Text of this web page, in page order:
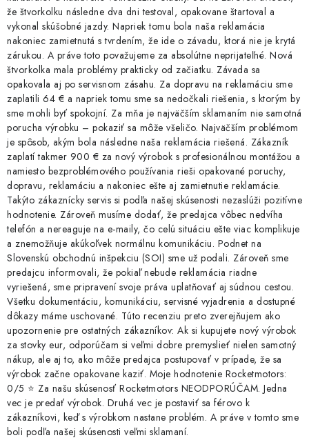
že štvorkolku následne dva dni testoval, opakovane štartoval a
vykonal skúšobné jazdy. Napriek tomu bola naša reklamácia
nakoniec zamietnutá s tvrdením, že ide o závadu, ktorá nie je krytá
zárukou. A práve toto považujeme za absolútne neprijateľné. Nová
štvorkolka mala problémy prakticky od začiatku. Závada sa
opakovala aj po servisnom zásahu. Za dopravu na reklamáciu sme
zaplatili 64 € a napriek tomu sme sa nedočkali riešenia, s ktorým by
sme mohli byť spokojní. Za mňa je najväčším sklamaním nie samotná
porucha výrobku – pokaziť sa môže všeličo. Najväčším problémom
je spôsob, akým bola následne naša reklamácia riešená. Zákazník
zaplatí takmer 900 € za nový výrobok s profesionálnou montážou a
namiesto bezproblémového používania rieši opakované poruchy,
dopravu, reklamáciu a nakoniec ešte aj zamietnutie reklamácie.
Takýto zákaznícky servis si podľa našej skúsenosti nezaslúži pozitívne
hodnotenie. Zároveň musíme dodať, že predajca vôbec nedvíha
telefón a nereaguje na e-maily, čo celú situáciu ešte viac komplikuje
a znemožňuje akúkoľvek normálnu komunikáciu. Podnet na
Slovenskú obchodnú inšpekciu (SOI) sme už podali. Zároveň sme
predajcu informovali, že pokiaľ nebude reklamácia riadne
vyriešená, sme pripravení svoje práva uplatňovať aj súdnou cestou.
Všetku dokumentáciu, komunikáciu, servisné vyjadrenia a dostupné
dôkazy máme uschované. Túto recenziu preto zverejňujem ako
upozornenie pre ostatných zákazníkov: Ak si kupujete nový výrobok
za stovky eur, odporúčam si veľmi dobre premyslieť nielen samotný
nákup, ale aj to, ako môže predajca postupovať v prípade, že sa
výrobok začne opakovane kaziť. Moje hodnotenie Rocketmotors:
0/5 ⭐ Za našu skúsenosť Rocketmotors NEODPORÚČAM. Jedna
vec je predať výrobok. Druhá vec je postaviť sa férovo k
zákazníkovi, keď s výrobkom nastane problém. A práve v tomto sme
boli podľa našej skúsenosti veľmi sklamaní.